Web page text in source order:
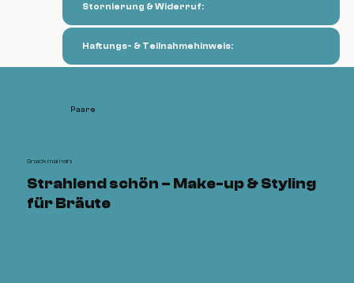
Stornierung & Widerruf:
Haftungs- & Teilnahmehinweis:
Paare
Snack mal rein:
Strahlend schön – Make-up & Styling
für Bräute